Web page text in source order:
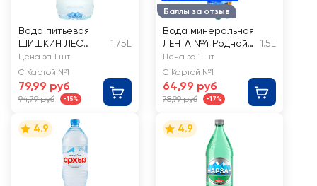
Вода питьевая
ШИШКИН ЛЕС
негазированная
1.75L
Цена за 1 шт
С Картой №1
79,99 руб
94,79 руб -15%
Баллы за отзыв
Вода минеральная
ЛЕНТА №4 Родной
Бюветъ лечебная
газированная
1.5L
Цена за 1 шт
С Картой №1
64,99 руб
78,99 руб -17%
4.9 4.9